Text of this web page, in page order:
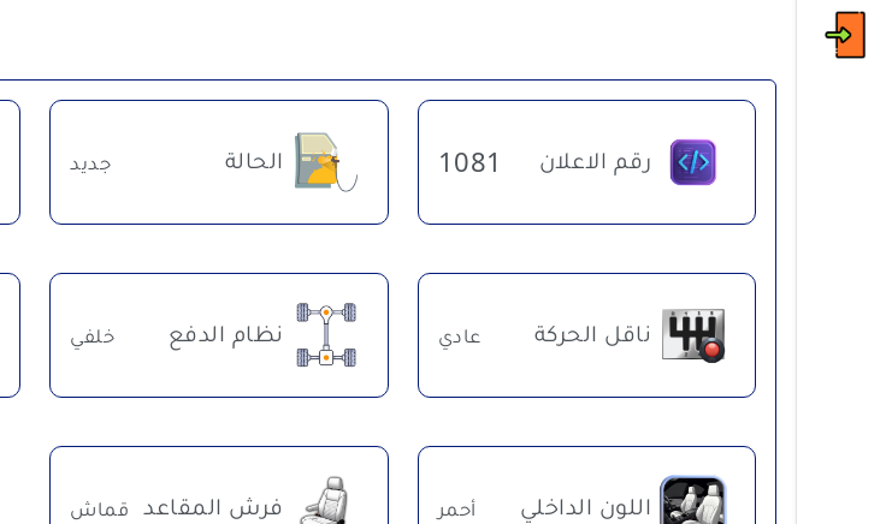
رقم الاعلان 1081 الحالة جديد
ناقل الحركة عادي نظام الدفع خلفي
اللون الداخلي أحمر فرش المقاعد قماش